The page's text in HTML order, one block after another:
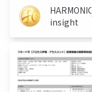
HARMONIC
insight